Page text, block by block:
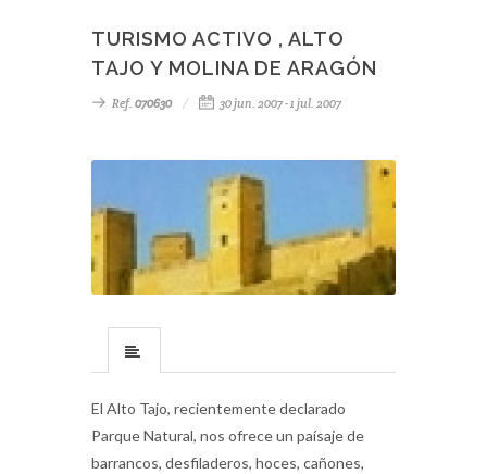
TURISMO ACTIVO , ALTO
TAJO Y MOLINA DE ARAGÓN
Ref. 070630 30 jun. 2007 - 1 jul. 2007
El Alto Tajo, recientemente declarado
Parque Natural, nos ofrece un paísaje de
barrancos, desfiladeros, hoces, cañones,